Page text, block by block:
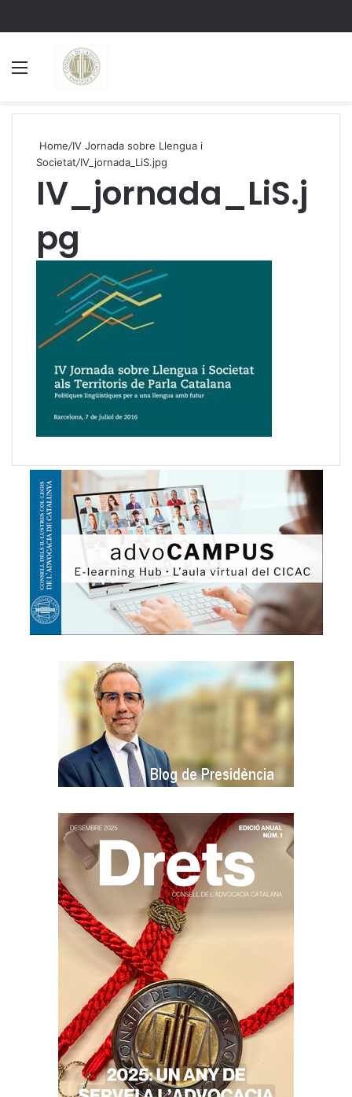
Home/IV Jornada sobre Llengua i
Societat/IV_jornada_LiS.jpg
IV_jornada_LiS.j
pg